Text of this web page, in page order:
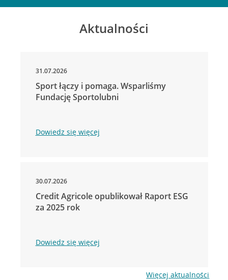
Aktualności
31.07.2026
Sport łączy i pomaga. Wsparliśmy
Fundację Sportolubni
Dowiedz się więcej
30.07.2026
Credit Agricole opublikował Raport ESG
za 2025 rok
Dowiedz się więcej
Więcej aktualności